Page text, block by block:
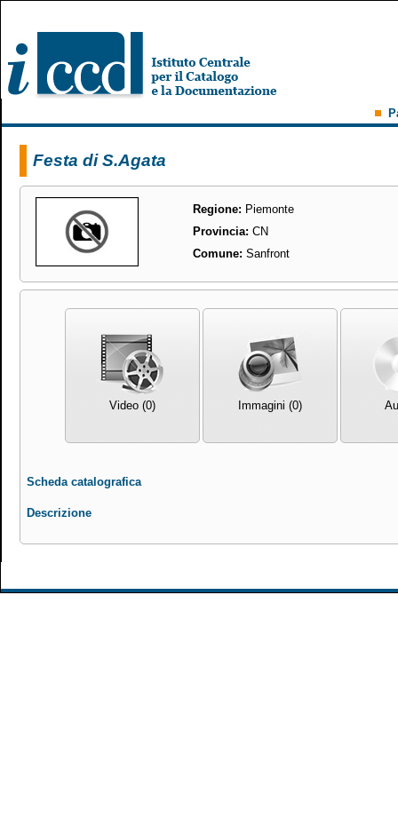
Festa di S.Agata
Regione: Piemonte
Provincia: CN
Comune: Sanfront
Video (0) Immagini (0)
Scheda catalografica
Descrizione